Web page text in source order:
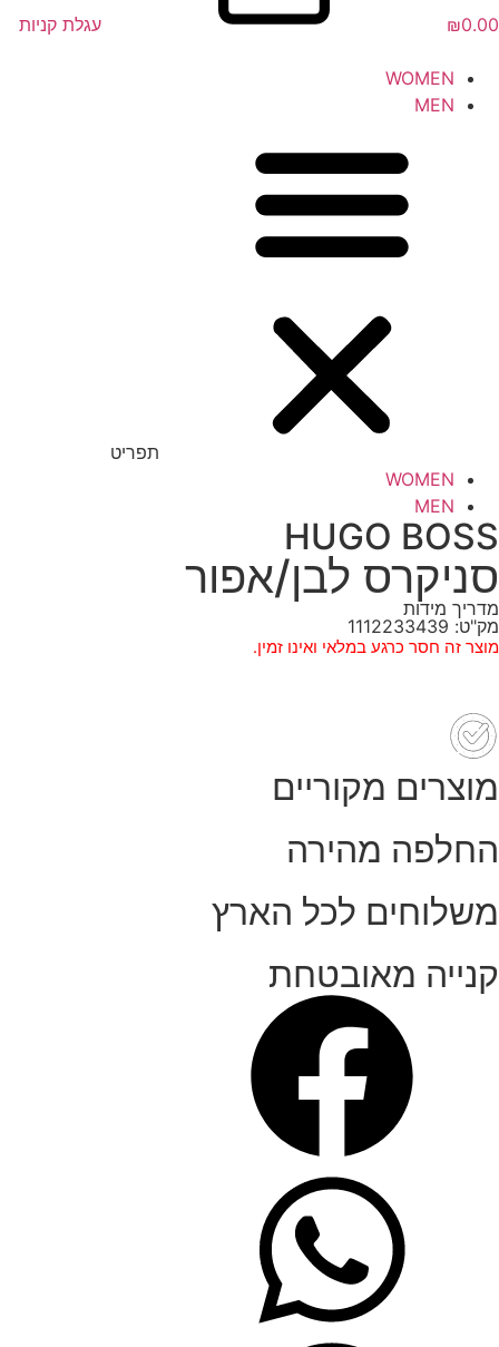
₪0.00 עגלת קניות
WOMEN
MEN
תפריט
WOMEN
MEN
HUGO BOSS
סניקרס לבן/אפור
מדריך מידות
מק"ט: 1112233439
מוצר זה חסר כרגע במלאי ואינו זמין.
מוצרים מקוריים
החלפה מהירה
משלוחים לכל הארץ
קנייה מאובטחת